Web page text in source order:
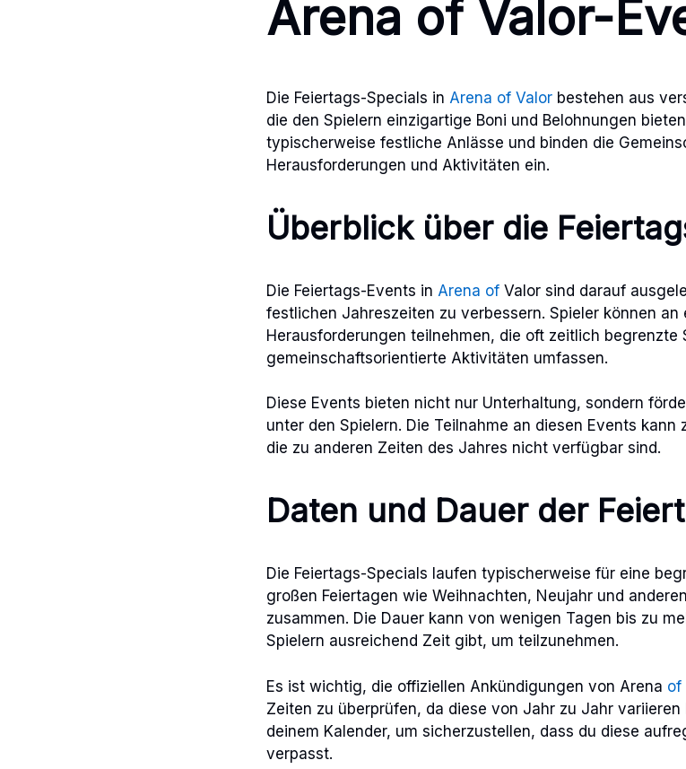
Arena of Valor-
Die Feiertags-Specials in Arena of Valor bestehen aus
die den Spielern einzigartige Boni und Belohnungen
typischerweise festliche Anlässe und binden die
Herausforderungen und Aktivitäten ein.
Überblick über die
Die Feiertags-Events in Arena of Valor sind darauf
festlichen Jahreszeiten zu verbessern. Spieler können an
Herausforderungen teilnehmen, die oft zeitlich begrenzte
gemeinschaftsorientierte Aktivitäten umfassen.
Diese Events bieten nicht nur Unterhaltung, sondern
unter den Spielern. Die Teilnahme an diesen Events
die zu anderen Zeiten des Jahres nicht verfügbar sind.
Daten und Dauer der
Die Feiertags-Specials laufen typischerweise für eine
großen Feiertagen wie Weihnachten, Neujahr und
zusammen. Die Dauer kann von wenigen Tagen bis zu
Spielern ausreichend Zeit gibt, um teilzunehmen.
Es ist wichtig, die offiziellen Ankündigungen von Arena of
Zeiten zu überprüfen, da diese von Jahr zu Jahr
deinem Kalender, um sicherzustellen, dass du diese
verpasst.